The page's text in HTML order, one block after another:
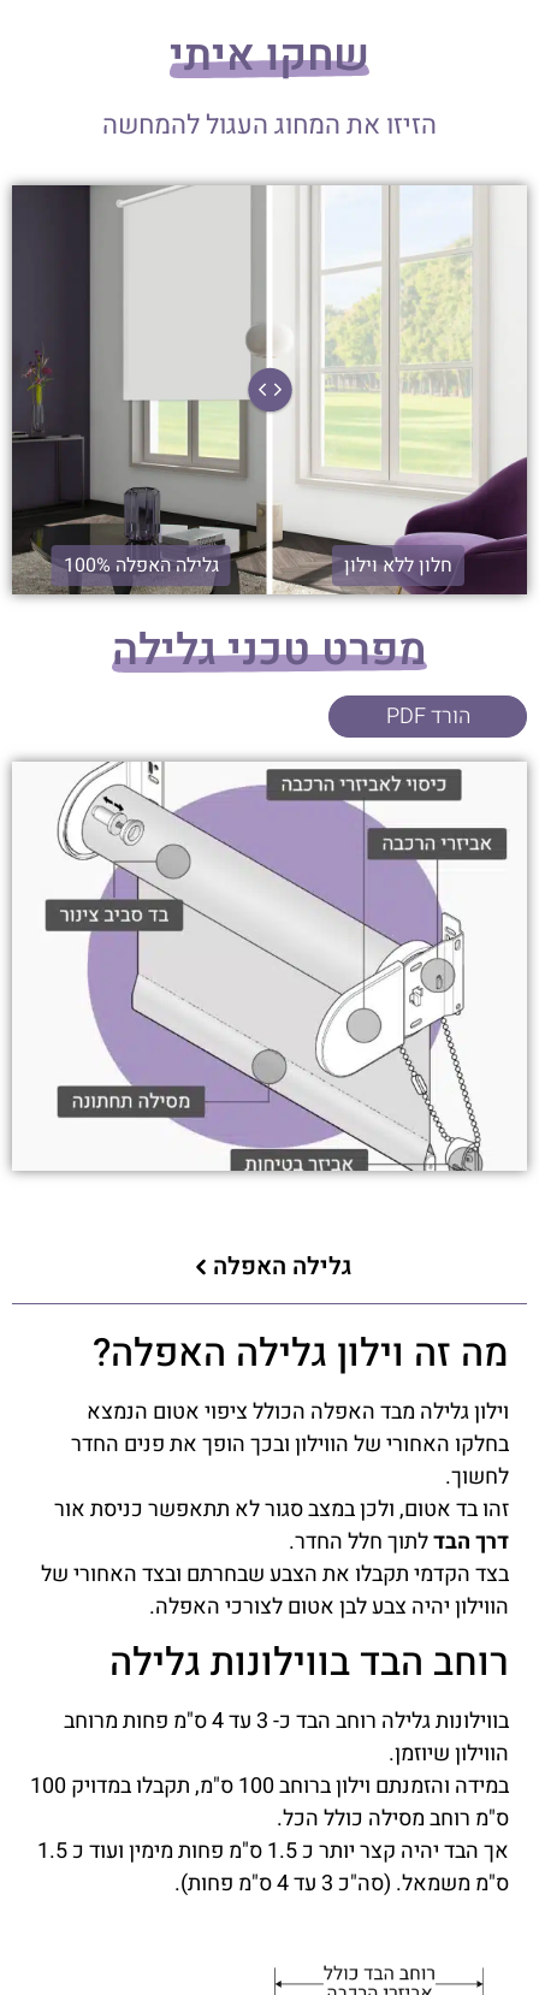
שחקו איתי
הזיזו את המחוג העגול להמחשה
גלילה האפלה 100% חלון ללא וילון
מפרט טכני גלילה
הורד PDF
גלילה האפלה
מה זה וילון גלילה האפלה?
וילון גלילה מבד האפלה הכולל ציפוי אטום הנמצא
בחלקו האחורי של הווילון ובכך הופך את פנים החדר
לחשוך.
זהו בד אטום, ולכן במצב סגור לא תתאפשר כניסת אור
דרך הבדלתוך חלל החדר.
בצד הקדמי תקבלו את הצבע שבחרתם ובצד האחורי של
הווילון יהיה צבע לבן אטום לצורכי האפלה.
רוחב הבד בווילונות גלילה
בווילונות גלילה רוחב הבד כ- 3 עד 4 ס"מ פחות מרוחב
הווילון שיוזמן.
במידה והזמנתם וילון ברוחב 100 ס"מ, תקבלו במדויק 100
ס"מ רוחב מסילה כולל הכל.
אך הבד יהיה קצר יותר כ 1.5 ס"מ פחות מימין ועוד כ 1.5
ס"מ משמאל. (סה"כ 3 עד 4 ס"מ פחות).